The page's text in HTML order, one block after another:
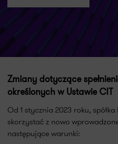
Zmiany dotyczące
określonych w Ustawie CIT
Od 1 stycznia 2023 roku,
skorzystać z nowo
następujące warunki: